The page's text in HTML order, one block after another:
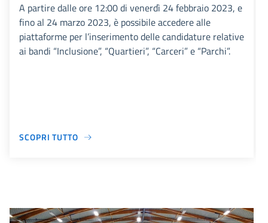
A partire dalle ore 12:00 di venerdì 24 febbraio 2023, e
fino al 24 marzo 2023, è possibile accedere alle
piattaforme per l’inserimento delle candidature relative
ai bandi “Inclusione”, “Quartieri”, “Carceri” e “Parchi”.
SCOPRI TUTTO